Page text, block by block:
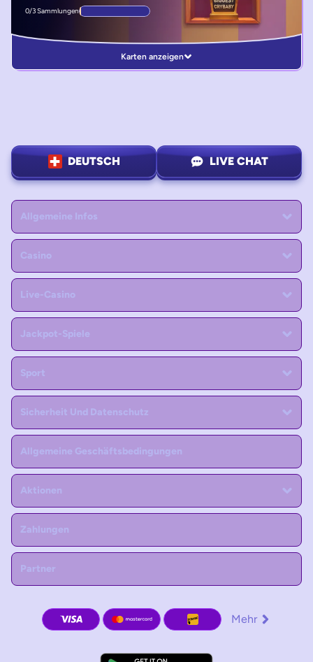
0/3 Sammlungen
Karten anzeigen
DEUTSCH LIVE CHAT
Allgemeine Infos
Casino
Live-Casino
Jackpot-Spiele
Sport
Sicherheit Und Datenschutz
Allgemeine Geschäftsbedingungen
Aktionen
Zahlungen
Partner
Mehr